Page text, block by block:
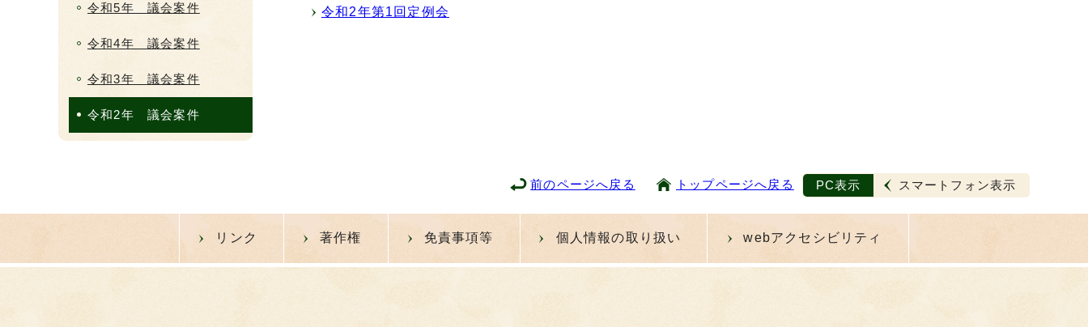
令和2年第1回定例会
令和5年 議会案件
令和4年 議会案件
令和3年 議会案件
令和2年 議会案件
前のページへ戻る トップページへ戻る PC表示 スマートフォン表示
リンク 著作権 免責事項等 個人情報の取り扱い webアクセシビリティ